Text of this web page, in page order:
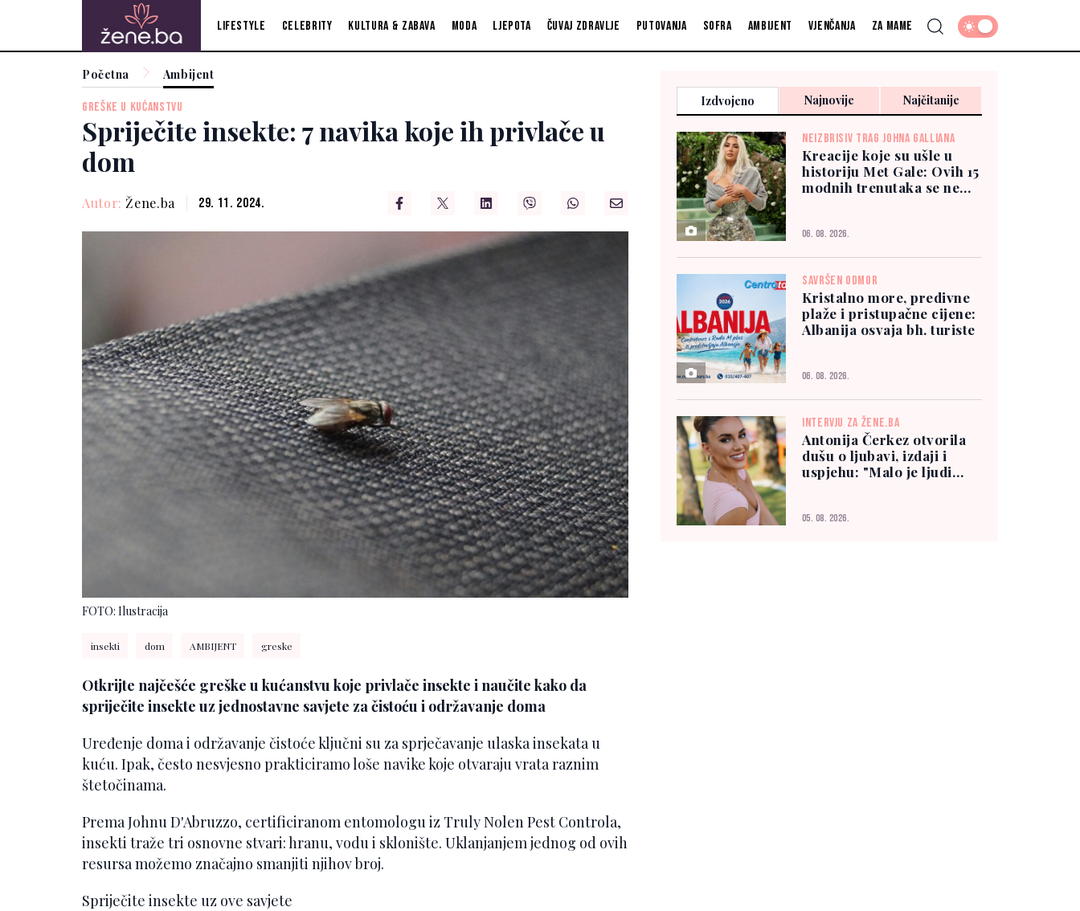
Lifestyle Celebrity Kultura & zabava Moda Ljepota Čuvaj zdravlje Putovanja Sofra Ambijent Vjenčanja Za mame
Početna Ambijent
GREŠKE U KUĆANSTVU
Spriječite insekte: 7 navika koje ih privlače u
dom
Autor: Žene.ba 29. 11. 2024.
FOTO: Ilustracija
insekti dom AMBIJENT greske
Otkrijte najčešće greške u kućanstvu koje privlače insekte i naučite kako da
spriječite insekte uz jednostavne savjete za čistoću i održavanje doma
Uređenje doma i održavanje čistoće ključni su za sprječavanje ulaska insekata u
kuću. Ipak, često nesvjesno prakticiramo loše navike koje otvaraju vrata raznim
štetočinama.
Prema Johnu D'Abruzzo, certificiranom entomologu iz Truly Nolen Pest Controla,
insekti traže tri osnovne stvari: hranu, vodu i sklonište. Uklanjanjem jednog od ovih
resursa možemo značajno smanjiti njihov broj.
Spriječite insekte uz ove savjete
Izdvojeno Najnovije Najčitanije
NEIZBRISIV TRAG JOHNA GALLIANA
Kreacije koje su ušle u
historiju Met Gale: Ovih 15
modnih trenutaka se ne
06. 08. 2026.
SAVRŠEN ODMOR
Kristalno more, predivne
plaže i pristupačne cijene:
Albanija osvaja bh. turiste
06. 08. 2026.
INTERVJU ZA ŽENE.BA
Antonija Čerkez otvorila
dušu o ljubavi, izdaji i
uspjehu: "Malo je ljudi
05. 08. 2026.